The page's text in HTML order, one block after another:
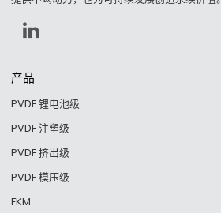
产品
PVDF 锂电池级
PVDF 注塑级
PVDF 挤出级
PVDF 模压级
FKM